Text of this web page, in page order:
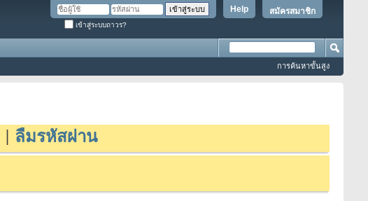
สมัครสมาชิก
Help
เข้าสู่ระบบถาวร?
การค้นหาขั้นสูง
ลืมรหัสผ่าน